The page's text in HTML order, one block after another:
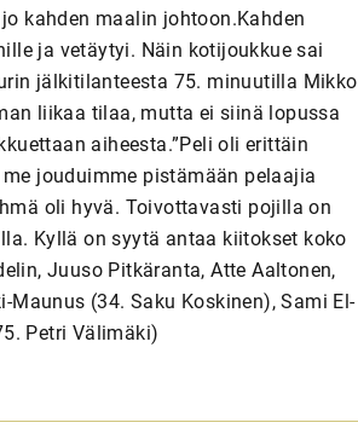
kahden maalin johtoon.Kahden
ja vetäytyi. Näin kotijoukkue sai
jälkitilanteesta 75. minuutilla Mikko
liikaa tilaa, mutta ei siinä lopussa
aiheesta.”Peli oli erittäin
jouduimme pistämään pelaajia
oli hyvä. Toivottavasti pojilla on
Kyllä on syytä antaa kiitokset koko
Juuso Pitkäranta, Atte Aaltonen,
(34. Saku Koskinen), Sami El-
Petri Välimäki)